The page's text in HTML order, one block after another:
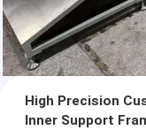
High Precision
Inner Support